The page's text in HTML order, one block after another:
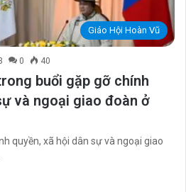
Giáo Hội Hoàn Vũ
0 40
buổi gặp gỡ chính
và ngoại giao đoàn ở
quyền, xã hội dân sự và ngoại giao